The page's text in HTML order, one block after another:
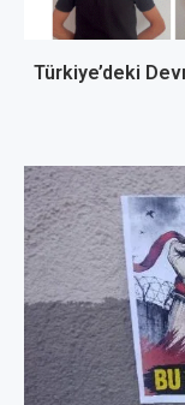
Türkiye’deki